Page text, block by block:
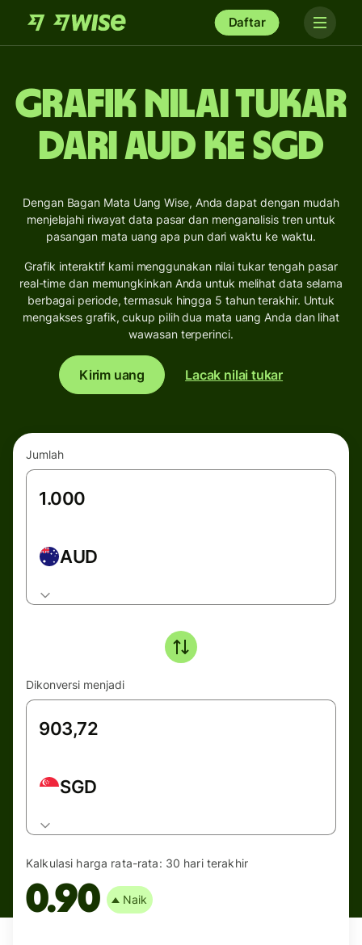
Daftar
Grafik Nilai Tukar
dari AUD ke SGD
Dengan Bagan Mata Uang Wise, Anda dapat dengan mudah
menjelajahi riwayat data pasar dan menganalisis tren untuk
pasangan mata uang apa pun dari waktu ke waktu.
Grafik interaktif kami menggunakan nilai tukar tengah pasar
real-time dan memungkinkan Anda untuk melihat data selama
berbagai periode, termasuk hingga 5 tahun terakhir. Untuk
mengakses grafik, cukup pilih dua mata uang Anda dan lihat
wawasan terperinci.
Kirim uang Lacak nilai tukar
Jumlah
AUD
Dikonversi menjadi
SGD
Kalkulasi harga rata-rata: 30 hari terakhir
0.90 Naik